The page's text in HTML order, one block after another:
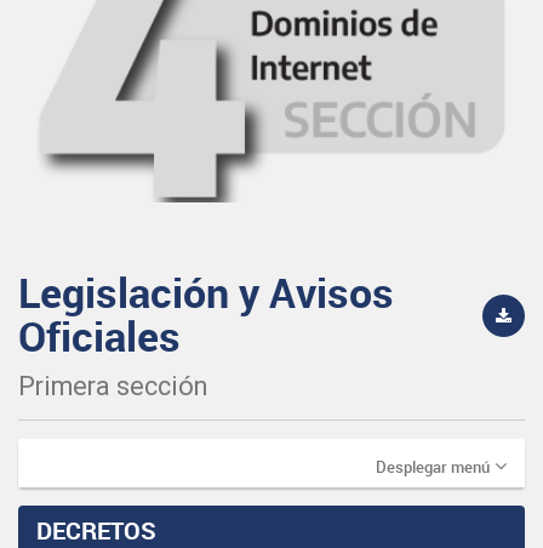
Legislación y Avisos
Oficiales
Primera sección
Desplegar menú
DECRETOS